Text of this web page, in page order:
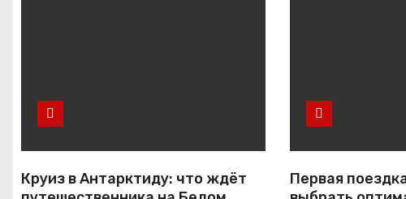
Круиз в Антарктиду: что ждёт
Первая